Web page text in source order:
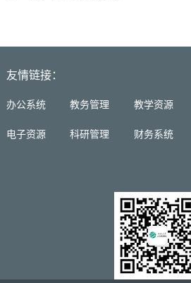
友情链接：
办公系统 教务管理 教学资源
电子资源 科研管理 财务系统